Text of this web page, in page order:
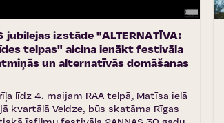
jubilejas izstāde "ALTERNATĪVA:
telpas" aicina ienākt festivāla
un alternatīvās domāšanas
līdz 4. maijam RAA telpā, Matīsa ielā
kvartālā Veldze, būs skatāma Rīgas